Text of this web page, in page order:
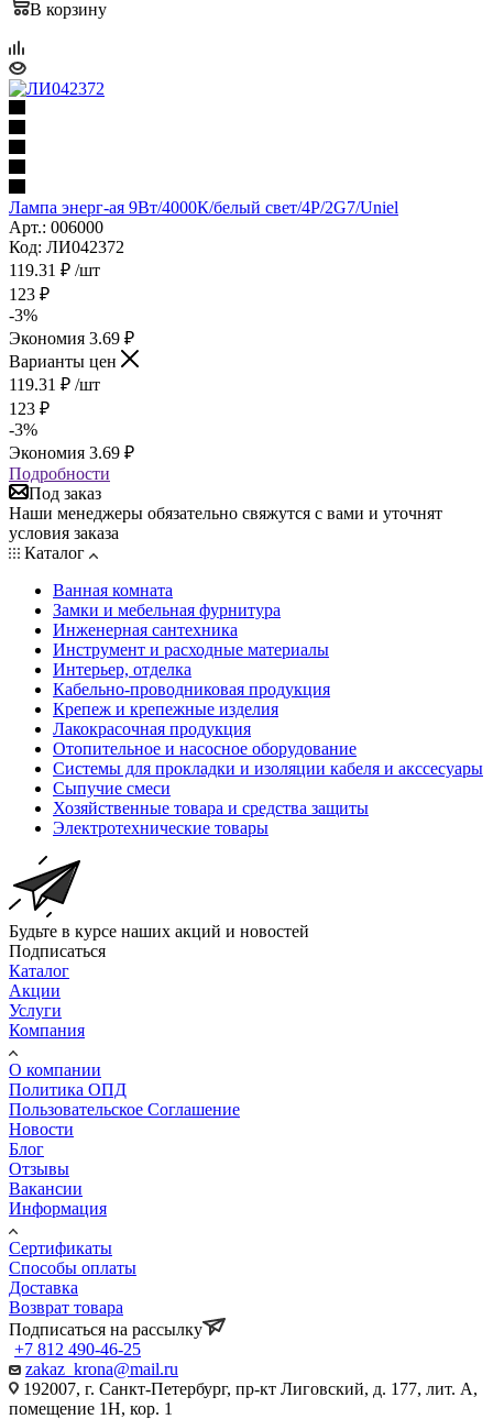
В корзину
Лампа энерг-ая 9Вт/4000К/белый свет/4Р/2G7/Uniel
Арт.: 006000
Код: ЛИ042372
119.31 ₽ /шт
123 ₽
-3%
Экономия 3.69 ₽
Варианты цен
119.31 ₽ /шт
123 ₽
-3%
Экономия 3.69 ₽
Подробности
Под заказ
Наши менеджеры обязательно свяжутся с вами и уточнят
условия заказа
Каталог
Ванная комната
Замки и мебельная фурнитура
Инженерная сантехника
Инструмент и расходные материалы
Интерьер, отделка
Кабельно-проводниковая продукция
Крепеж и крепежные изделия
Лакокрасочная продукция
Отопительное и насосное оборудование
Системы для прокладки и изоляции кабеля и акссесуары
Сыпучие смеси
Хозяйственные товара и средства защиты
Электротехнические товары
Будьте в курсе наших акций и новостей
Подписаться
Каталог
Акции
Услуги
Компания
О компании
Политика ОПД
Пользовательское Соглашение
Новости
Блог
Отзывы
Вакансии
Информация
Сертификаты
Способы оплаты
Доставка
Возврат товара
Подписаться на рассылку
+7 812 490-46-25
zakaz_krona@mail.ru
192007, г. Санкт-Петербург, пр-кт Лиговский, д. 177, лит. А,
помещение 1Н, кор. 1